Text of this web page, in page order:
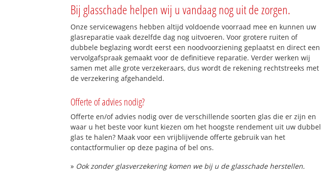
Bij glasschade helpen wij u vandaag nog uit de zorgen.
Onze servicewagens hebben altijd voldoende voorraad mee en kunnen uw
glasreparatie vaak dezelfde dag nog uitvoeren. Voor grotere ruiten of
dubbele beglazing wordt eerst een noodvoorziening geplaatst en direct een
vervolgafspraak gemaakt voor de definitieve reparatie. Verder werken wij
samen met alle grote verzekeraars, dus wordt de rekening rechtstreeks met
de verzekering afgehandeld.
Offerte of advies nodig?
Offerte en/of advies nodig over de verschillende soorten glas die er zijn en
waar u het beste voor kunt kiezen om het hoogste rendement uit uw dubbel
glas te halen? Maak voor een vrijblijvende offerte gebruik van het
contactformulier op deze pagina of bel ons.
» Ook zonder glasverzekering komen we bij u de glasschade herstellen.